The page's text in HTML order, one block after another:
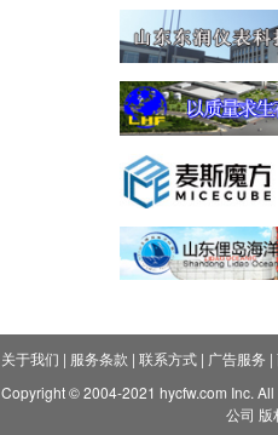
关于我们 | 服务条款 | 联系方式| 广告服务 |
Copyright © 2004-2021 hycfw.com Inc.
公司 版